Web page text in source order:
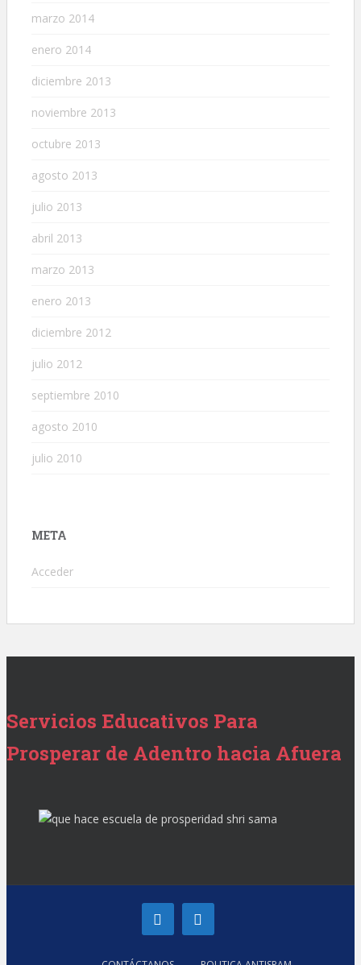
marzo 2014
enero 2014
diciembre 2013
noviembre 2013
octubre 2013
agosto 2013
julio 2013
abril 2013
marzo 2013
enero 2013
diciembre 2012
julio 2012
septiembre 2010
agosto 2010
julio 2010
META
Acceder
Servicios Educativos Para
Prosperar de Adentro hacia Afuera